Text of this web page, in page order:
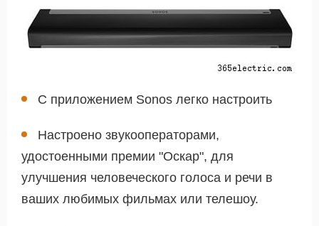
С приложением Sonos легко настроить
Настроено звукооператорами,
удостоенными премии "Оскар", для
улучшения человеческого голоса и речи в
ваших любимых фильмах или телешоу.